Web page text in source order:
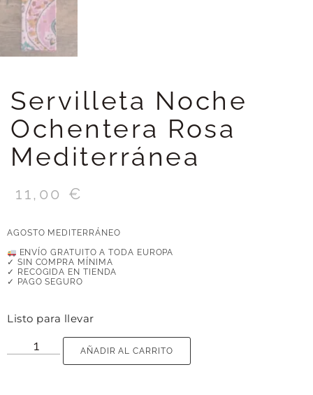
Servilleta Noche
Ochentera Rosa
Mediterránea
11,00 €
AGOSTO MEDITERRÁNEO
ENVÍO GRATUITO A TODA EUROPA
✓ SIN COMPRA MÍNIMA
✓ RECOGIDA EN TIENDA
✓ PAGO SEGURO
Listo para llevar
AÑADIR AL CARRITO